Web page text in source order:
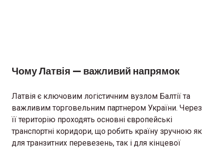
Чому Латвія — важливий напрямок
Латвія є ключовим логістичним вузлом Балтії та
важливим торговельним партнером України. Через
її територію проходять основні європейські
транспортні коридори, що робить країну зручною як
для транзитних перевезень, так і для кінцевої